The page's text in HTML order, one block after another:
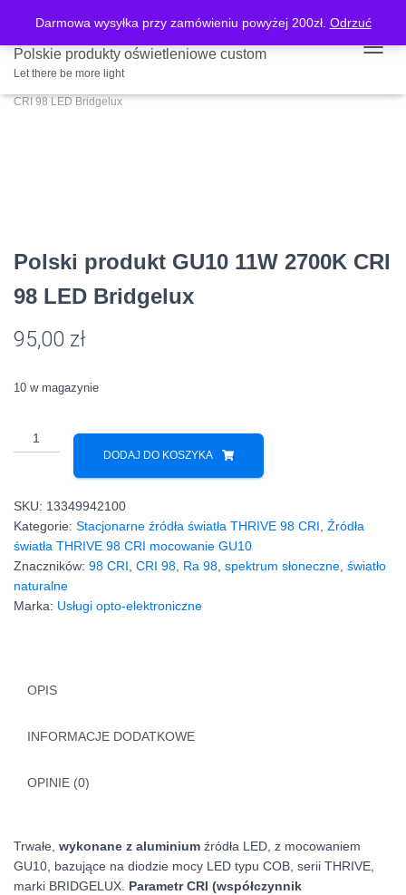
Darmowa wysyłka przy zamówieniu powyżej 200zł. Odrzuć
Polskie produkty oświetleniowe custom
Let there be more light
światła THRIVE 98 CRI mocowanie GU10
CRI 98 LED Bridgelux
Polski produkt GU10 11W 2700K CRI
98 LED Bridgelux
95,00 zł
10 w magazynie
ilość
Polski
11W
2700K
CRI
98
LED
Bridgelux
DODAJ DO KOSZYKA
SKU: 13349942100
Kategorie: Stacjonarne źródła światła THRIVE 98 CRI Źródła
światła THRIVE 98 CRI mocowanie GU10
Znaczników: 98 CRI CRI 98 Ra 98 spektrum słoneczne światło
naturalne
Marka: Usługi opto-elektroniczne
OPIS
INFORMACJE DODATKOWE
OPINIE (0)
Trwałe, wykonane z aluminium źródła LED, z mocowaniem
GU10, bazujące na diodzie mocy LED typu COB, serii THRIVE,
marki BRIDGELUX. Parametr CRI (współczynnik